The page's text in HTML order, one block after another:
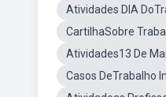
Atividades DIA
CartilhaSobre
Atividades13 De
Casos DeTrabalho